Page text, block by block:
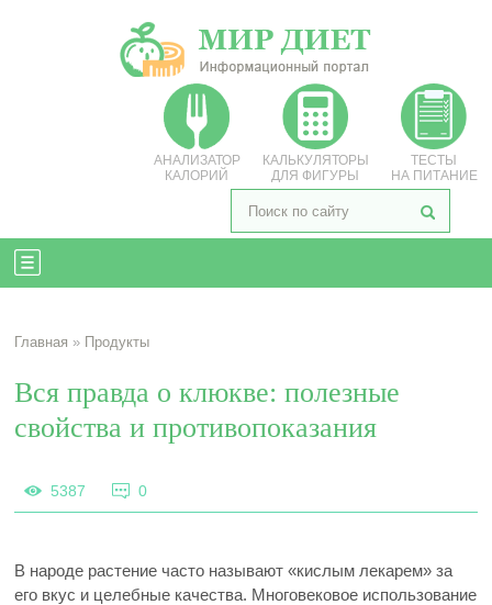
АНАЛИЗАТОР
КАЛОРИЙ
КАЛЬКУЛЯТОРЫ
ДЛЯ ФИГУРЫ
ТЕСТЫ
НА ПИТАНИЕ
Главная » Продукты
Вся правда о клюкве: полезные
свойства и противопоказания
5387 0
В народе растение часто называют «кислым лекарем» за
его вкус и целебные качества. Многовековое использование